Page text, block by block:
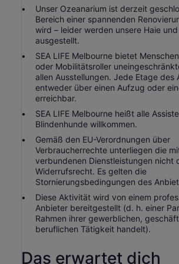
Unser Ozeanarium ist derzeit
Bereich einer spannenden
wird – leider werden unsere Haie
ausgestellt.
SEA LIFE Melbourne bietet
oder Mobilitätsroller
allen Ausstellungen. Jede Etage des
entweder über einen Aufzug oder
erreichbar.
SEA LIFE Melbourne heißt alle
Blindenhunde willkommen.
Gemäß den EU-Verordnungen über
Verbraucherrechte unterliegen die
verbundenen Dienstleistungen nicht
Widerrufsrecht. Es gelten die
Stornierungsbedingungen des
Diese Aktivität wird von einem
Anbieter bereitgestellt (d. h. einer
Rahmen ihrer gewerblichen,
beruflichen Tätigkeit handelt).
Das erwartet dich